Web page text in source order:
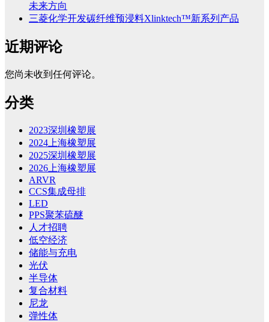
未来方向
三菱化学开发碳纤维预浸料Xlinktech™新系列产品
近期评论
您尚未收到任何评论。
分类
2023深圳橡塑展
2024上海橡塑展
2025深圳橡塑展
2026上海橡塑展
ARVR
CCS集成母排
LED
PPS聚苯硫醚
人才招聘
低空经济
储能与充电
光伏
半导体
复合材料
尼龙
弹性体